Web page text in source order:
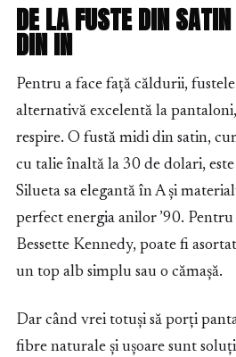
DE LA FUSTE DIN
DIN IN
Pentru a face față căldurii,
alternativă excelentă la
respire. O fustă midi din satin,
cu talie înaltă la 30 de dolari, este
Silueta sa elegantă în A și
perfect energia anilor ’90.
Bessette Kennedy, poate fi
un top alb simplu sau o cămașă.
Dar când vrei totuși să porți
fibre naturale și ușoare sunt